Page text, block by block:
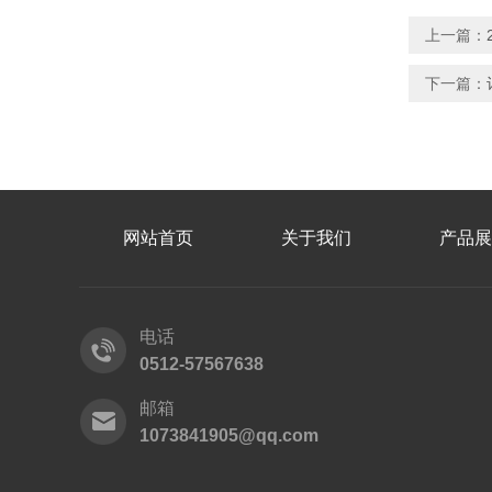
上一篇：
下一篇：
网站首页 关于我们 产品
电话
0512-57567638
邮箱
1073841905@qq.com